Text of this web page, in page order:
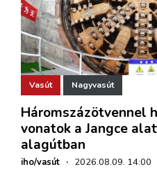
Vasút Nagyvasút
Háromszázötvennel
vonatok a Jangce
alagútban
iho/vasút · 2026.08.09. 14:00